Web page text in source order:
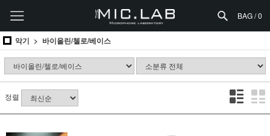
BAG /0
악기 바이올린/첼로/베이스
정렬